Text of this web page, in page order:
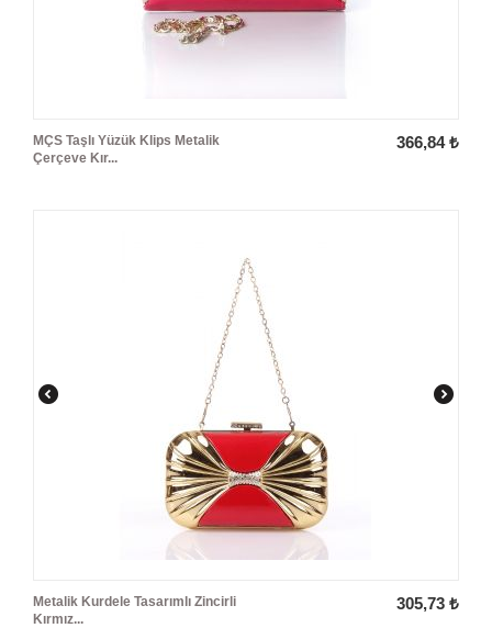
MÇS Taşlı Yüzük Klips Metalik
Çerçeve Kır...
366,84 ₺
Metalik Kurdele Tasarımlı Zincirli
Kırmız...
305,73 ₺